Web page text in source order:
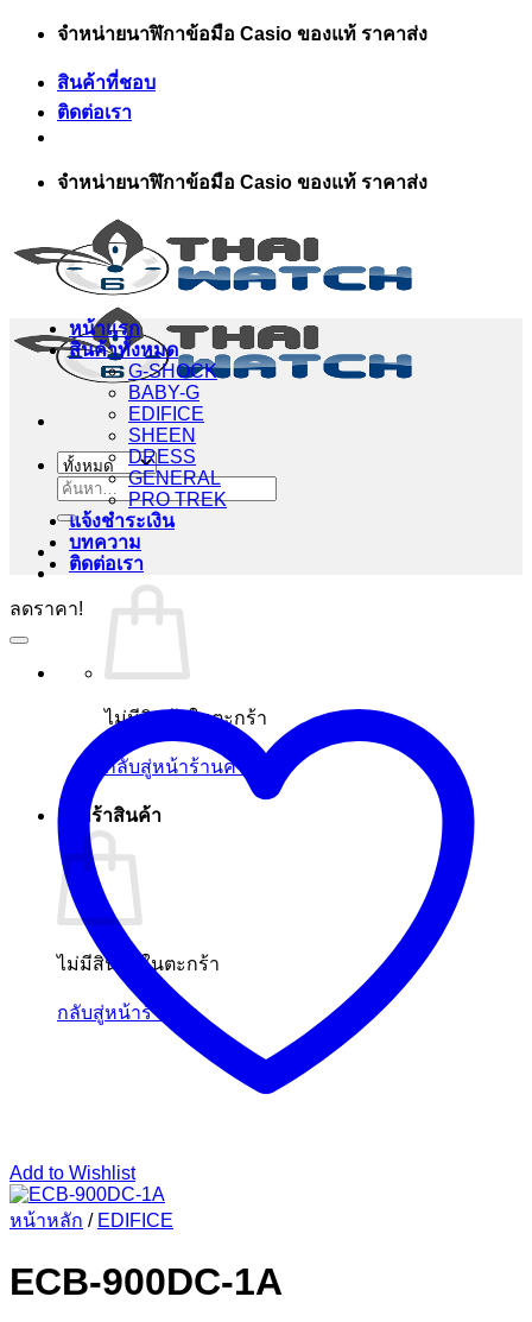
ข้าม
เนื้อหา
จำหน่ายนาฬิกาข้อมือ Casio ของแท้ ราคาส่ง
สินค้าที่ชอบ
ติดต่อเรา
จำหน่ายนาฬิกาข้อมือ Casio ของแท้ ราคาส่ง
ค้นหา:
ไม่มีสินค้าในตะกร้า
กลับสู่หน้าร้านค้า
ตะกร้าสินค้า
ไม่มีสินค้าในตะกร้า
กลับสู่หน้าร้านค้า
หน้าแรก
สินค้าทั้งหมด
G-SHOCK
BABY-G
EDIFICE
SHEEN
DRESS
GENERAL
PRO TREK
แจ้งชำระเงิน
บทความ
ติดต่อเรา
ลดราคา!
Add to Wishlist
หน้าหลัก / EDIFICE
ECB-900DC-1A